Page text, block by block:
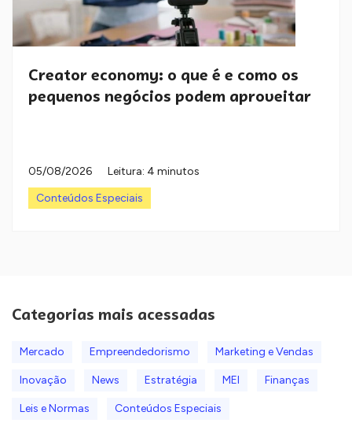
Creator economy: o que é e como os
pequenos negócios podem aproveitar
05/08/2026
Leitura: 4 minutos
Conteúdos Especiais
Categorias mais acessadas
Mercado Empreendedorismo Marketing e Vendas
Inovação News Estratégia MEI Finanças
Leis e Normas Conteúdos Especiais